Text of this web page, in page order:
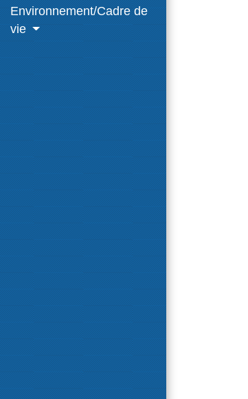
Environnement/Cadre de
vie